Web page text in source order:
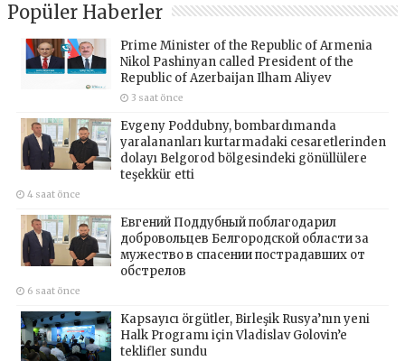
Popüler Haberler
Prime Minister of the Republic of Armenia
Nikol Pashinyan called President of the
Republic of Azerbaijan Ilham Aliyev
3 saat önce
Evgeny Poddubny, bombardımanda
yaralananları kurtarmadaki cesaretlerinden
dolayı Belgorod bölgesindeki gönüllülere
teşekkür etti
4 saat önce
Евгений Поддубный поблагодарил
добровольцев Белгородской области за
мужество в спасении пострадавших от
обстрелов
6 saat önce
Kapsayıcı örgütler, Birleşik Rusya’nın yeni
Halk Programı için Vladislav Golovin’e
teklifler sundu